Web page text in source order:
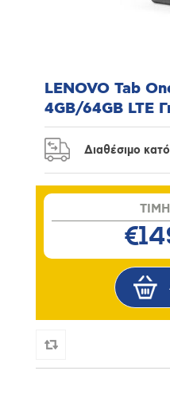
LENOVO Tab
4GB/64GB LTE
Διαθέσιμο